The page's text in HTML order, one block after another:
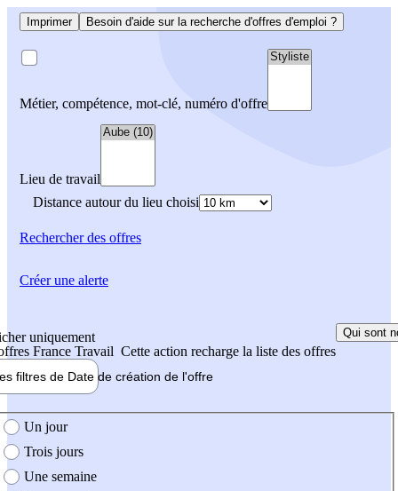
Imprimer Besoin d'aide sur la recherche d'offres d'emploi ?
Métier, compétence, mot-clé, numéro d'offre
Lieu de travail
Distance autour du lieu choisi
Rechercherdes offres
uniquement
France Travail Cette action recharge la liste des offres
Qui sont
filtres de Date de création de l'offre
création de l'offre
Un jour
Trois jours
Une semaine
Créer une alerte